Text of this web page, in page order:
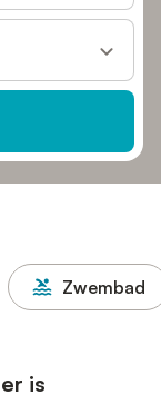
Zwembad
is